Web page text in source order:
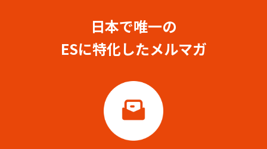
日本で唯一の
ESに特化したメルマガ